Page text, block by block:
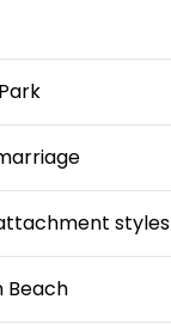
styles
Beach